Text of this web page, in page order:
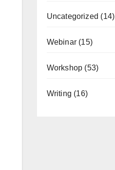
Uncategorized (14)
Webinar(15)
Workshop (53)
Writing (16)